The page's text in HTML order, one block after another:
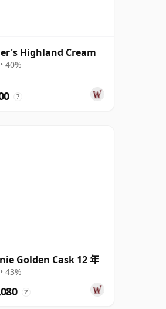
Highland Cream
40%
?
Golden Cask 12 年
43%
?